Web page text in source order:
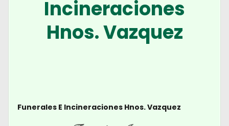
Incineraciones
Hnos. Vazquez
Funerales E Incineraciones Hnos. Vazquez